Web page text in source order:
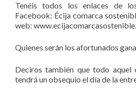
Tenéis todos los enlaces de
Facebook: Écija comarca
web:
Quienes serán los afortunados
Deciros también que todo aquel
tendrá un obsequio el día de la